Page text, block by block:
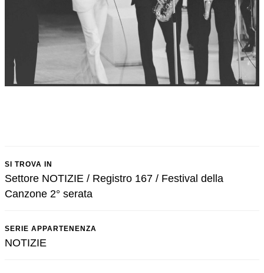
SI TROVA IN
Settore NOTIZIE / Registro 167 / Festival della
Canzone 2° serata
SERIE APPARTENENZA
NOTIZIE